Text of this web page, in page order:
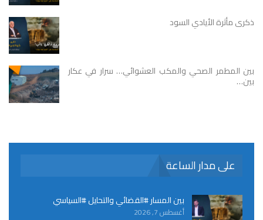
ذكرى مأثرة الأيادي السود
بين المطمر الصحي والمكب العشوائي… سرار في عكار
بين…
على مدار الساعة
بين المسار #القضائي والتحايل #السياسي
أغسطس 7, 2026